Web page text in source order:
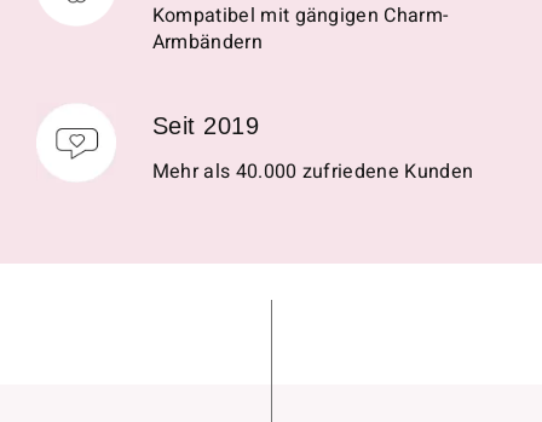
Kompatibel mit gängigen Charm-
Armbändern
Seit 2019
Mehr als 40.000 zufriedene Kunden